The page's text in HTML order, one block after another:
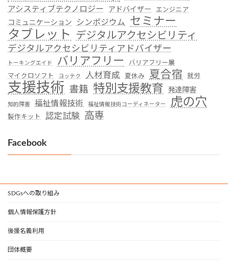
アシスティブテクノロジー アドバイザー エンジニア
コミュニケーション シンポジウム セミナー
タブレット デジタルアクセシビリティ
デジタルアクセシビリティアドバイザー
トーキングエイド バリアフリー バリアフリー展
マイクロソフト ヨッテク 人材育成 夏休み 夏合宿 就労
支援技術 書籍 特別支援教育 発達障害
知的障害 福祉情報技術 福祉情報技術コーディネーター 虎の穴
製作キット 認定試験 高専
Facebook
SDGsへの取り組み
個人情報保護方針
後援名義利用
団体概要